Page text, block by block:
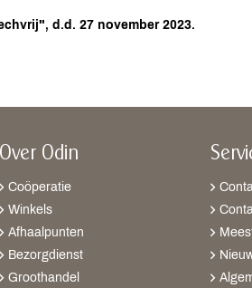
d.d. 27 november 2023.
Over Odin
Coöperatie
Winkels
Afhaalpunten
Bezorgdienst
Groothandel